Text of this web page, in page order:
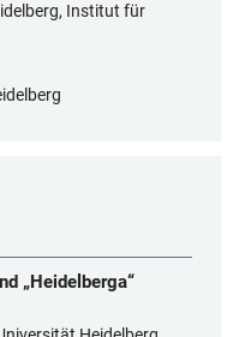
Institut für
„Heidelberga“